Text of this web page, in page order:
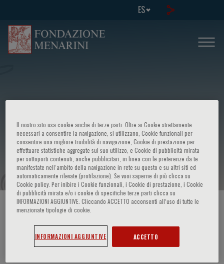
ES
II conference on Recent insights and
new perspectives in lung
transplantation
HOME PAGE / CURSOS Y EVENTOS
Vídeos y diapositivas
Il nostro sito usa cookie anche di terze parti. Oltre ai Cookie strettamente
necessari a consentire la navigazione, si utilizzano, Cookie funzionali per
consentire una migliore fruibilità di navigazione, Cookie di prestazione per
effettuare statistiche aggregate sul suo utilizzo, e Cookie di pubblicità mirata
per sottoporti contenuti, anche pubblicitari, in linea con le preferenze da te
manifestate nell‘ambito della navigazione in rete su questo e su altri siti ed
automaticamente rilevate (profilazione). Se vuoi saperne di più clicca su
Cookie policy. Per inibire i Cookie funzionali, i Cookie di prestazione, i Cookie
di pubblicità mirata e/o i cookie di specifiche terze parti clicca su
INFORMAZIONI AGGIUNTIVE. Cliccando ACCETTO acconsenti all’uso di tutte le
menzionate tipologie di cookie.
INFORMAZIONI AGGIUNTIVE ACCETTO